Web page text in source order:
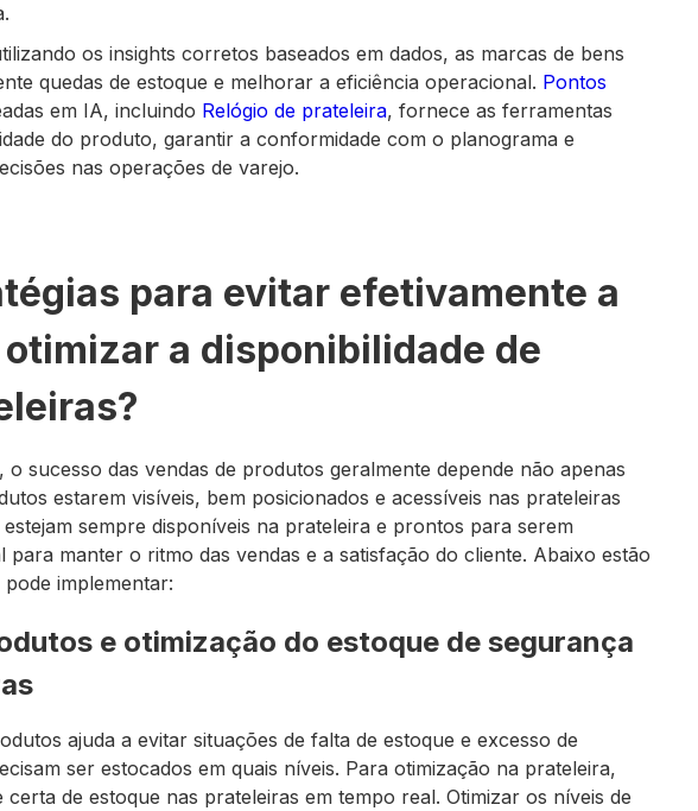
os insights corretos baseados em dados, as marcas de bens
quedas de estoque e melhorar a eficiência operacional. Pontos
em IA, incluindo Relógio de prateleira, fornece as ferramentas
do produto, garantir a conformidade com o planograma e
nas operações de varejo.
para evitar efetivamente a
a disponibilidade de
sucesso das vendas de produtos geralmente depende não apenas
estarem visíveis, bem posicionados e acessíveis nas prateleiras
sempre disponíveis na prateleira e prontos para serem
manter o ritmo das vendas e a satisfação do cliente. Abaixo estão
implementar:
e otimização do estoque de segurança
ajuda a evitar situações de falta de estoque e excesso de
ser estocados em quais níveis. Para otimização na prateleira,
de estoque nas prateleiras em tempo real. Otimizar os níveis de